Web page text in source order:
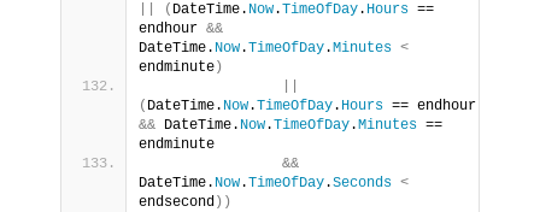
( DateTime. Now.TimeOfDay. Hours ==
endhour &&
DateTime. Now.TimeOfDay.Minutes <
endminute )
( DateTime. Now.TimeOfDay. Hours
&& DateTime. Now.TimeOfDay.Minutes ==
endminute
&&
DateTime. Now.TimeOfDay.Seconds <
endsecond ))